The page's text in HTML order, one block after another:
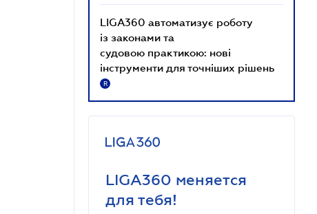
LIGA360 автоматизує роботу
із законами та
судовою практикою: нові
інструменти для точніших рішень
R
LIGA360 меняется
для тебя!